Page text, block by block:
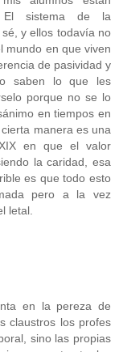
El sistema de la
y ellos todavía no
mundo en que viven
de pasividad y
saben lo que les
porque no se lo
en tiempos en
manera es una
en que el valor
la caridad, esa
es que todo esto
pero a la vez
letal.
en la pereza de
claustros los profes
sino las propias